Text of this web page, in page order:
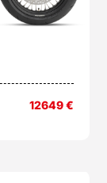
12649€